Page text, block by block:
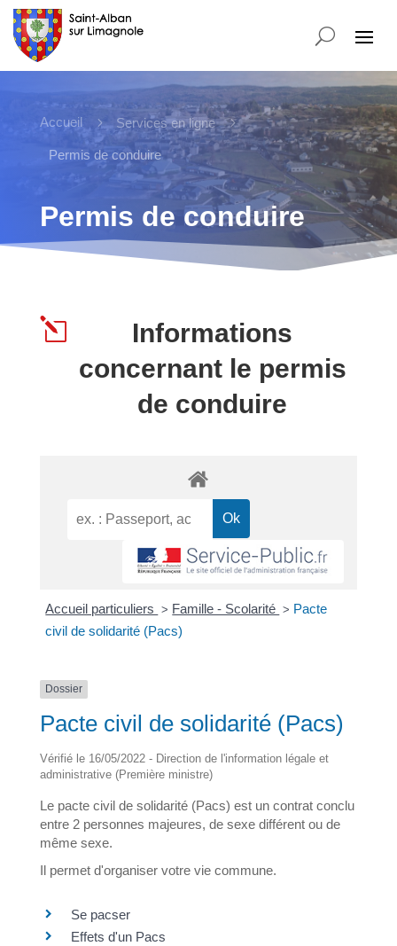
Accueil 5 Services en ligne 5
Permis de conduire
Permis de conduire
l
Informations
concernant le permis
de conduire
Accueil particuliers > Famille - Scolarité > Pacte
civil de solidarité (Pacs)
Dossier
Pacte civil de solidarité (Pacs)
Vérifié le 16/05/2022 - Direction de l'information légale et
administrative (Première ministre)
Le pacte civil de solidarité (Pacs) est un contrat conclu
entre 2 personnes majeures, de sexe différent ou de
même sexe.
Il permet d'organiser votre vie commune.
Se pacser
Effets d'un Pacs